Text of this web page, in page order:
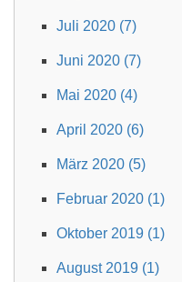
Juli 2020 (7)
Juni 2020 (7)
Mai 2020 (4)
April 2020 (6)
März 2020 (5)
Februar 2020 (1)
Oktober 2019 (1)
August 2019 (1)